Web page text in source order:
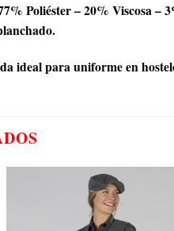
Poliéster – 20% Viscosa
ideal para uniforme en